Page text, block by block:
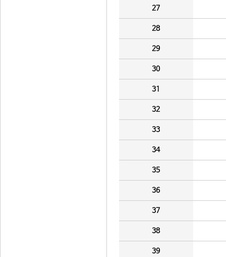
27
28
29
30
31
32
33
34
35
36
37
38
39